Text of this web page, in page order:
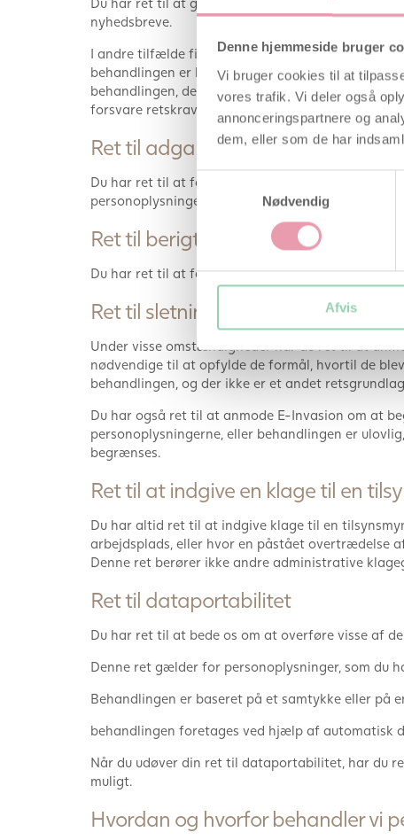
Denne hjemmeside bruger
Vi bruger cookies til at
vores trafik. Vi deler også
annonceringspartnere og
dem, eller som de har
Samtykkevalg
Nødvendig
Afvis
nyhedsbreve.
I andre tilfælde findes retten til indsigelse ikke
behandlingen er baseret på afvejning af legitime
behandlingen, der vejer tungere end dine
forsvare retskrav, har du aldrig ret til at gøre
Ret til adgang
Du har ret til at få bekræftet, om vi behandler
personoplysninger, som vi har behandlet.
Ret til berigtigelse
Du har ret til at få berigtiget urigtige
Ret til sletning og begrænsning af
Under visse omstændigheder har du ret til at
nødvendige til at opfylde de formål, hvortil de
behandlingen, og der ikke er et andet
Du har også ret til at anmode E-Invasion om at
personoplysningerne, eller behandlingen er
begrænses.
Ret til at indgive en klage til en
Du har altid ret til at indgive klage til en
arbejdsplads, eller hvor en påstået overtrædelse
Denne ret berører ikke andre administrative
Ret til dataportabilitet
Du har ret til at bede os om at overføre visse af
Denne ret gælder for personoplysninger, som du
Behandlingen er baseret på et samtykke eller på
behandlingen foretages ved hjælp af automatisk
Når du udøver din ret til dataportabilitet, har du
muligt.
Hvordan og hvorfor behandler vi